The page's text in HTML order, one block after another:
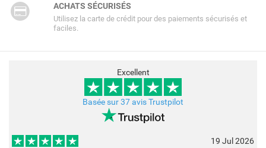
ACHATS SÉCURISÉS
Utilisez la carte de crédit pour des paiements sécurisés et
faciles.
Excellent
Basée sur 37 avis Trustpilot
19 Jul 2026